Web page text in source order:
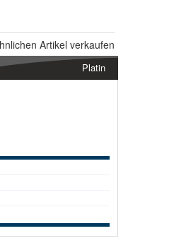
Artikel verkaufen
Platin